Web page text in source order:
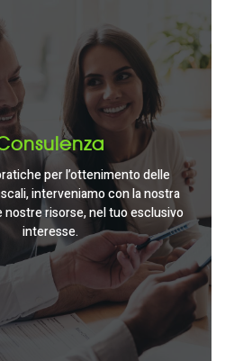
per l’ottenimento delle
interveniamo con la nostra
nostre risorse, nel tuo esclusivo
interesse.